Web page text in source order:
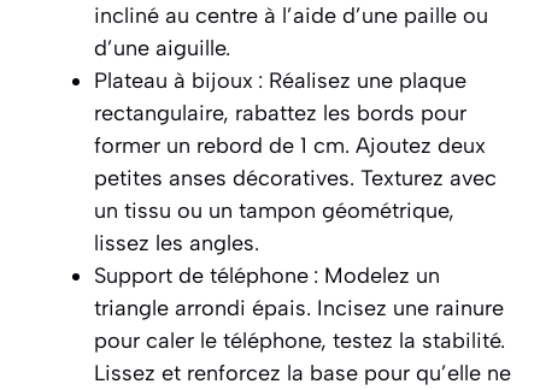
incliné au centre à l’aide d’une paille ou
d’une aiguille.
Plateau à bijoux : Réalisez une plaque
rectangulaire, rabattez les bords pour
former un rebord de 1 cm. Ajoutez deux
petites anses décoratives. Texturez avec
un tissu ou un tampon géométrique,
lissez les angles.
Support de téléphone : Modelez un
triangle arrondi épais. Incisez une rainure
pour caler le téléphone, testez la stabilité.
Lissez et renforcez la base pour qu’elle ne